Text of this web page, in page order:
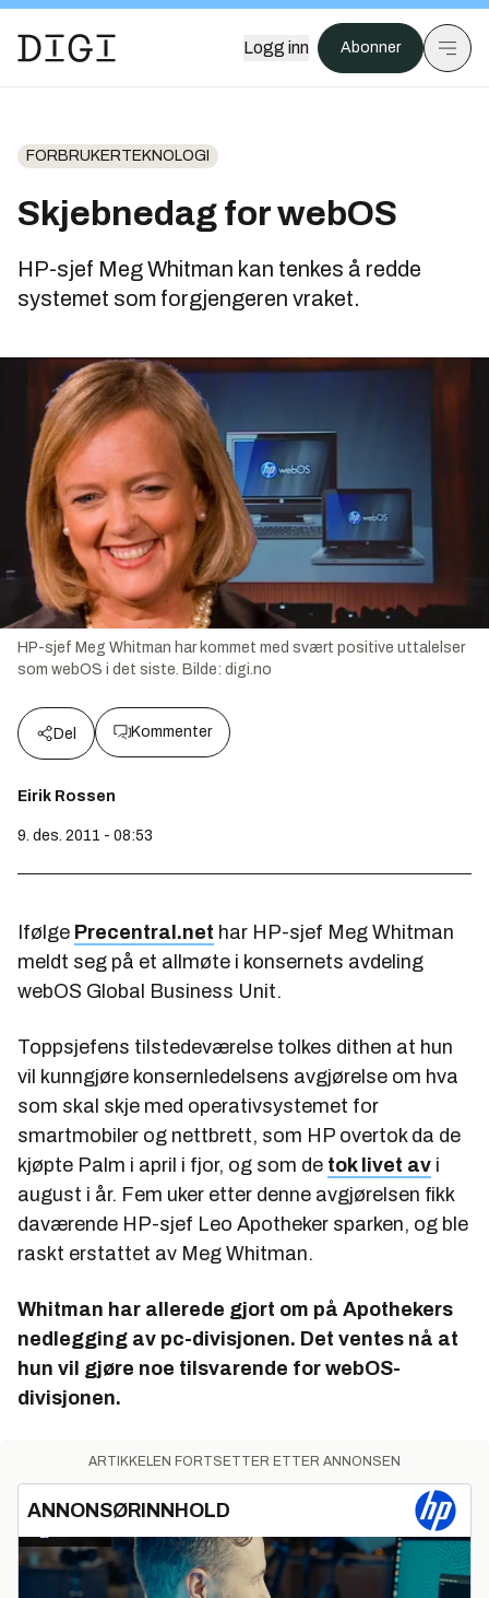
Logg inn Abonner
FORBRUKERTEKNOLOGI
Skjebnedag for webOS
HP-sjef Meg Whitman kan tenkes å redde
systemet som forgjengeren vraket.
HP-sjef Meg Whitman har kommet med svært positive uttalelser
som webOS i det siste. Bilde: digi.no
Del Kommenter
Eirik Rossen
9. des. 2011 - 08:53
Ifølge Precentral.net har HP-sjef Meg Whitman
meldt seg på et allmøte i konsernets avdeling
webOS Global Business Unit.
Toppsjefens tilstedeværelse tolkes dithen at hun
vil kunngjøre konsernledelsens avgjørelse om hva
som skal skje med operativsystemet for
smartmobiler og nettbrett, som HP overtok da de
kjøpte Palm i april i fjor, og som de tok livet av i
august i år. Fem uker etter denne avgjørelsen fikk
daværende HP-sjef Leo Apotheker sparken, og ble
raskt erstattet av Meg Whitman.
Whitman har allerede gjort om på Apothekers
nedlegging av pc-divisjonen. Det ventes nå at
hun vil gjøre noe tilsvarende for webOS-
divisjonen.
ARTIKKELEN FORTSETTER ETTER ANNONSEN
ANNONSØRINNHOLD